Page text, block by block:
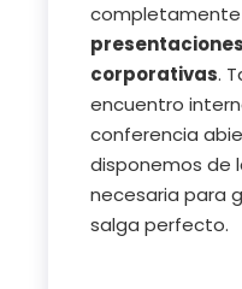
corporativas.
encuentro
conferencia
disponemos de
necesaria para
salga perfecto.